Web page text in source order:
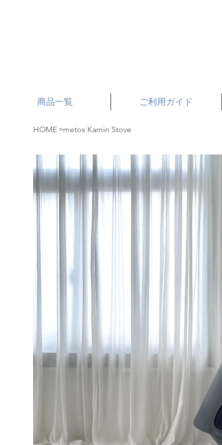
HOME >metos Kamin Stove
ご利用ガイド
商品一覧